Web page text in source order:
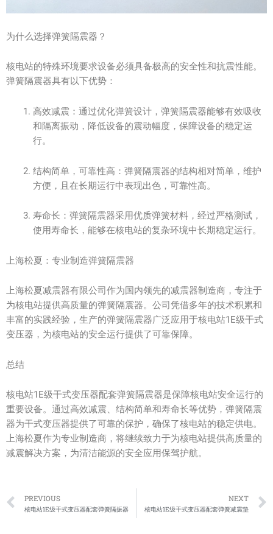
为什么选择弹簧隔震器？
核电站的特殊环境要求设备必须具备极高的安全性和抗震性能。
弹簧隔震器具有以下优势：
高效减震：通过优化弹簧设计，弹簧隔震器能够有效吸收
和隔离振动，降低设备的震动幅度，保障设备的稳定运
行。
结构简单，可靠性高：弹簧隔震器的结构相对简单，维护
方便，且在长期运行中表现出色，可靠性高。
寿命长：弹簧隔震器采用优质弹簧材料，经过严格测试，
使用寿命长，能够在核电站的复杂环境中长期稳定运行。
上海松夏：专业制造弹簧隔震器
上海松夏减震器有限公司作为国内领先的减震器制造商，专注于
为核电站提供高质量的弹簧隔震器。公司凭借多年的技术积累和
丰富的实践经验，生产的弹簧隔震器广泛应用于核电站1E级干式
变压器，为核电站的安全运行提供了可靠保障。
总结
核电站1E级干式变压器配套弹簧隔震器是保障核电站安全运行的
重要设备。通过高效减震、结构简单和寿命长等优势，弹簧隔震
器为干式变压器提供了可靠的保护，确保了核电站的稳定供电。
上海松夏作为专业制造商，将继续致力于为核电站提供高质量的
减震解决方案，为清洁能源的安全应用保驾护航。
Prev
PREVIOUS
核电站1E级干式变压器配套弹簧隔振器
NEXT
核电站1E级干式变压器配套弹簧减震垫